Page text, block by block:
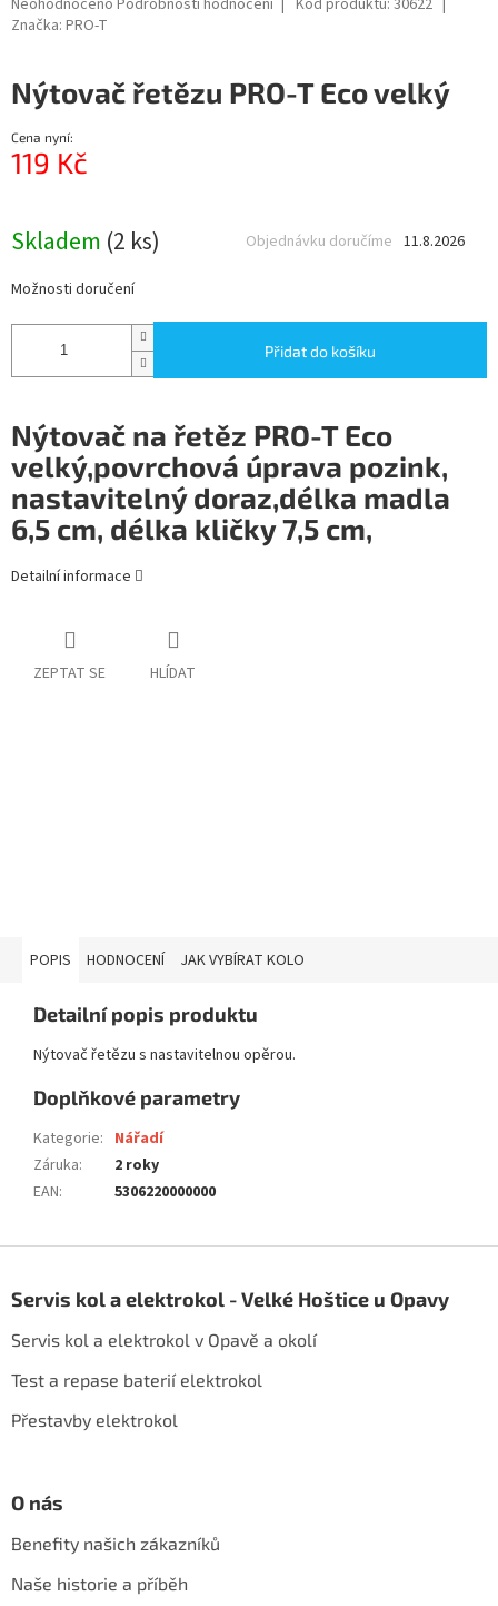
hodnocení
0,0
z
5
hvězdiček.
Neohodnoceno Podrobnosti hodnocení Kód produktu: 30622
Značka: PRO-T
Nýtovač řetězu PRO-T Eco velký
Cena nyní:
119 Kč
Skladem (2 ks) 11.8.2026
Objednávku doručíme
Možnosti doručení
Přidat do košíku
Nýtovač na řetěz PRO-T Eco
velký,povrchová úprava pozink,
nastavitelný doraz,délka madla
6,5 cm, délka kličky 7,5 cm,
Detailní informace
ZEPTAT SE HLÍDAT
POPIS HODNOCENÍ JAK VYBÍRAT KOLO
Detailní popis produktu
Nýtovač řetězu s nastavitelnou opěrou.
Doplňkové parametry
Kategorie: Nářadí
Záruka:
2 roky
EAN: 5306220000000
pServis kol a elektrokol - Velké Hoštice u Opavy
Servis kol a elektrokol v Opavě a okolí
Test a repase baterií elektrokol
Přestavby elektrokol
O nás
Benefity našich zákazníků
Naše historie a příběh